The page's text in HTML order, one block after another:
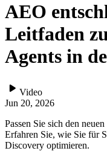
AEO
Leitfaden
Agents in
play_arrow Video
Jun 20, 2026
Passen Sie sich den
Erfahren Sie, wie Sie für
Discovery optimieren.